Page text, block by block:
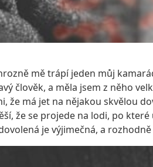
mě trápí jeden můj
člověk, a měla jsem z něho
že má jet na nějakou skvělou
že se projede na lodi, po
je výjimečná, a